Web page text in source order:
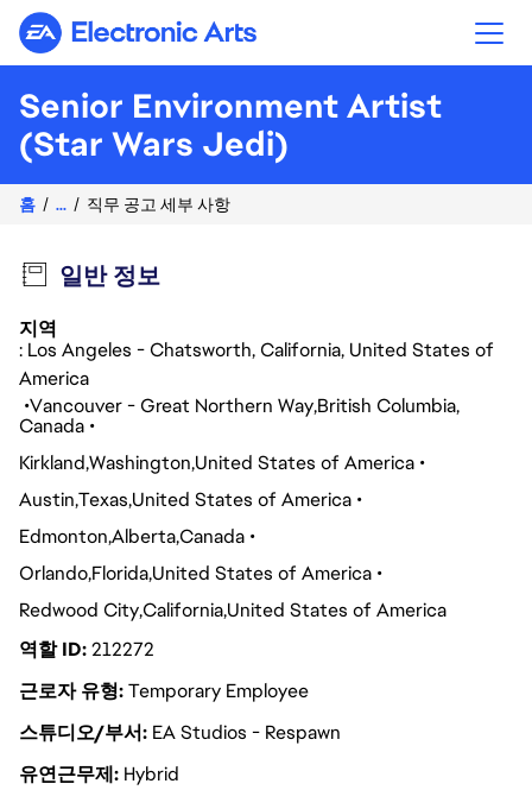
Electronic Arts
Senior Environment Artist
(Star Wars Jedi)
홈 ... 직무 공고 세부 사항
일반 정보
지역
: Los Angeles - Chatsworth, California, United States of
America
Vancouver - Great Northern WayBritish Columbia
Canada
KirklandWashington United States of America
AustinTexas United States of America
EdmontonAlbertaCanada
OrlandoFloridaUnited States of America
Redwood CityCaliforniaUnited States of America
역할 ID212272
근로자 유형Temporary Employee
스튜디오/부서 EA Studios - Respawn
유연근무제 Hybrid